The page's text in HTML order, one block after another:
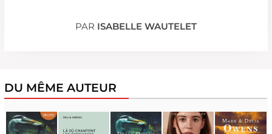
PAR ISABELLE WAUTELET
DU MÊME AUTEUR